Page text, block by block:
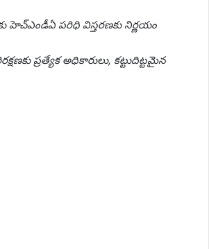
హెచ్ఎండీఏ పరిధి విస్తరణకు నిర్ణయం
ప్రత్యేక అధికారులు, కట్టుదిట్టమైన